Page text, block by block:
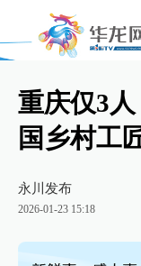
重庆仅3
国乡村工
永川发布
2026-01-23 15:18